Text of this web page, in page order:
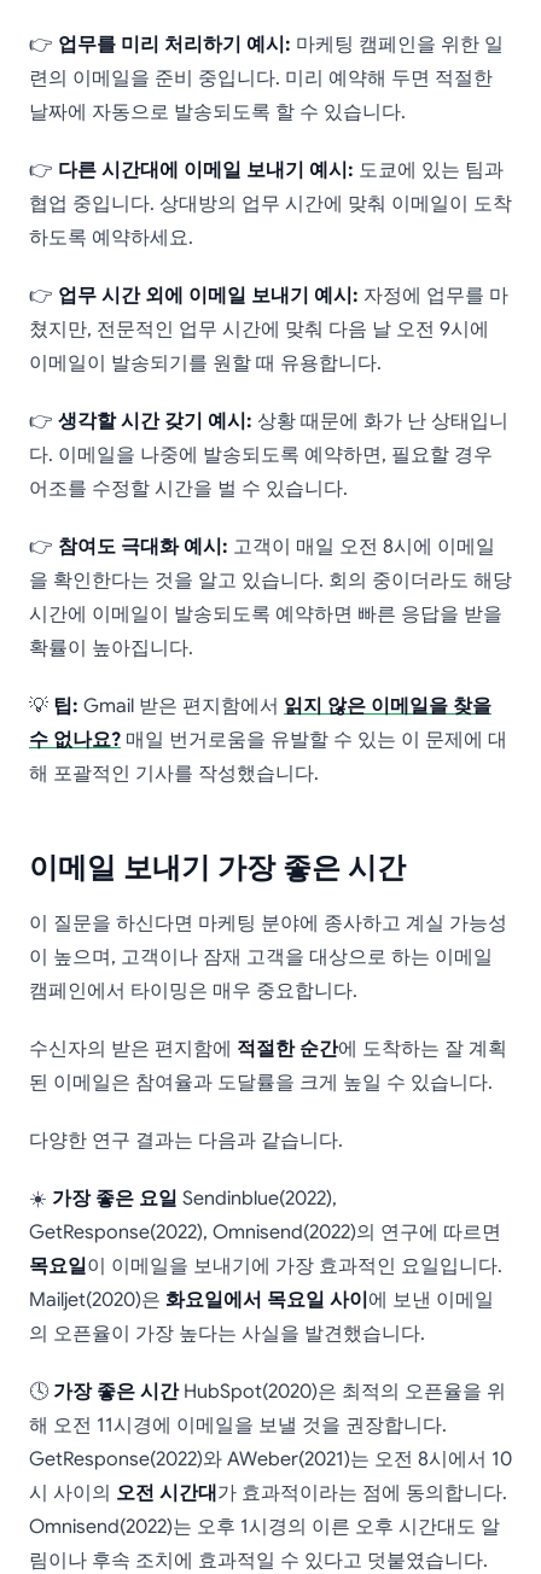
👉 업무를 미리 처리하기 예시: 마케팅 캠페인을 위한 일
련의 이메일을 준비 중입니다. 미리 예약해 두면 적절한
날짜에 자동으로 발송되도록 할 수 있습니다.
👉 다른 시간대에 이메일 보내기 예시: 도쿄에 있는 팀과
협업 중입니다. 상대방의 업무 시간에 맞춰 이메일이 도착
하도록 예약하세요.
👉 업무 시간 외에 이메일 보내기 예시: 자정에 업무를 마
쳤지만, 전문적인 업무 시간에 맞춰 다음 날 오전 9시에
이메일이 발송되기를 원할 때 유용합니다.
👉 생각할 시간 갖기 예시: 상황 때문에 화가 난 상태입니
다. 이메일을 나중에 발송되도록 예약하면, 필요할 경우
어조를 수정할 시간을 벌 수 있습니다.
👉 참여도 극대화 예시: 고객이 매일 오전 8시에 이메일
을 확인한다는 것을 알고 있습니다. 회의 중이더라도 해당
시간에 이메일이 발송되도록 예약하면 빠른 응답을 받을
확률이 높아집니다.
💡 팁: Gmail 받은 편지함에서 읽지 않은 이메일을 찾을
수 없나요? 매일 번거로움을 유발할 수 있는 이 문제에 대
해 포괄적인 기사를 작성했습니다.
이메일 보내기 가장 좋은 시간
이 질문을 하신다면 마케팅 분야에 종사하고 계실 가능성
이 높으며, 고객이나 잠재 고객을 대상으로 하는 이메일
캠페인에서 타이밍은 매우 중요합니다.
수신자의 받은 편지함에 적절한 순간에 도착하는 잘 계획
된 이메일은 참여율과 도달률을 크게 높일 수 있습니다.
다양한 연구 결과는 다음과 같습니다.
☀️ 가장 좋은 요일 Sendinblue(2022),
GetResponse(2022), Omnisend(2022)의 연구에 따르면
목요일이 이메일을 보내기에 가장 효과적인 요일입니다.
Mailjet(2020)은 화요일에서 목요일 사이 에 보낸 이메일
의 오픈율이 가장 높다는 사실을 발견했습니다.
🕓 가장 좋은 시간HubSpot(2020)은 최적의 오픈율을 위
해 오전 11시경에 이메일을 보낼 것을 권장합니다.
GetResponse(2022)와 AWeber(2021)는 오전 8시에서 10
시 사이의 오전 시간대 가 효과적이라는 점에 동의합니다.
Omnisend(2022)는 오후 1시경의 이른 오후 시간대도 알
림이나 후속 조치에 효과적일 수 있다고 덧붙였습니다.